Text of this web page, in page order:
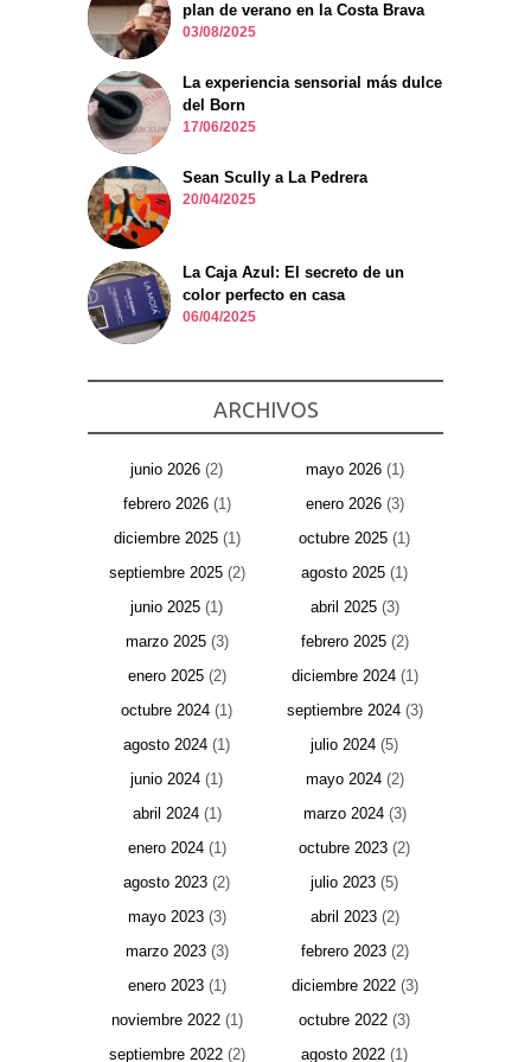
plan de verano en la Costa Brava
03/08/2025
La experiencia sensorial más dulce
del Born
17/06/2025
Sean Scully a La Pedrera
20/04/2025
La Caja Azul: El secreto de un
color perfecto en casa
06/04/2025
ARCHIVOS
junio 2026 (2) mayo 2026(1)
febrero 2026(1) enero 2026(3)
diciembre 2025(1) octubre 2025 (1)
septiembre 2025(2) agosto 2025 (1)
junio 2025 (1) abril 2025(3)
marzo 2025(3) febrero 2025(2)
enero 2025(2) diciembre 2024(1)
octubre 2024 (1) septiembre 2024(3)
agosto 2024 (1) julio 2024 (5)
junio 2024 (1) mayo 2024(2)
abril 2024(1) marzo 2024(3)
enero 2024(1) octubre 2023 (2)
agosto 2023 (2) julio 2023 (5)
mayo 2023(3) abril 2023(2)
marzo 2023(3) febrero 2023(2)
enero 2023(1) diciembre 2022(3)
noviembre 2022(1) octubre 2022 (3)
septiembre 2022(2) agosto 2022 (1)